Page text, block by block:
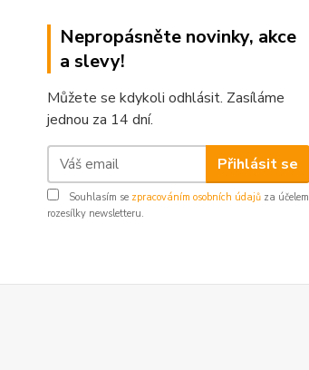
Nepropásněte novinky, akce
a slevy!
Můžete se kdykoli odhlásit. Zasíláme
jednou za 14 dní.
Přihlásit se
Souhlasím se zpracováním osobních údajů za účelem
rozesílky newsletteru.